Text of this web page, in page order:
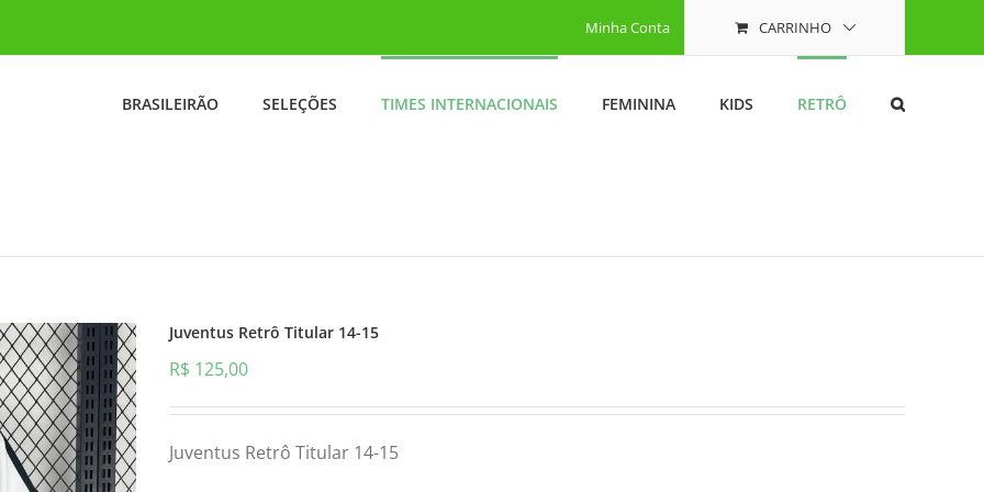
Minha Conta CARRINHO
BRASILEIRÃO SELEÇÕES TIMES INTERNACIONAIS FEMININA KIDS RETRÔ
Juventus Retrô Titular 14-15
R$ 125,00
Juventus Retrô Titular 14-15